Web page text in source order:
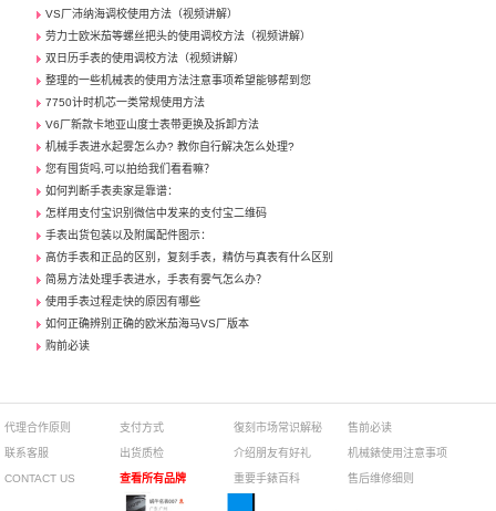
VS厂沛纳海调校使用方法（视频讲解）
劳力士欧米茄等螺丝把头的使用调校方法（视频讲解）
双日历手表的使用调校方法（视频讲解）
整理的一些机械表的使用方法注意事项希望能够帮到您
7750计时机芯一类常规使用方法
V6厂新款卡地亚山度士表带更换及拆卸方法
机械手表进水起雾怎么办? 教你自行解决怎么处理?
您有囤货吗,可以拍给我们看看嘛？
如何判断手表卖家是靠谱：
怎样用支付宝识别微信中发来的支付宝二维码
手表出货包装以及附属配件图示：
高仿手表和正品的区别，复刻手表，精仿与真表有什么区别
简易方法处理手表进水，手表有雾气怎么办？
使用手表过程走快的原因有哪些
如何正确辨别正确的欧米茄海马VS厂版本
购前必读
代理合作原则
联系客服
CONTACT US
支付方式
出货质检
查看所有品牌
復刻市场常识解秘
介绍朋友有好礼
重要手錶百科
售前必读
机械錶使用注意事项
售后维修细则